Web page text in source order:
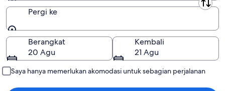
Berangkat dari
Pergi ke
Pergi ke
Berangkat
20 Agu
Kembali
21 Agu
Saya hanya memerlukan akomodasi untuk sebagian perjalanan